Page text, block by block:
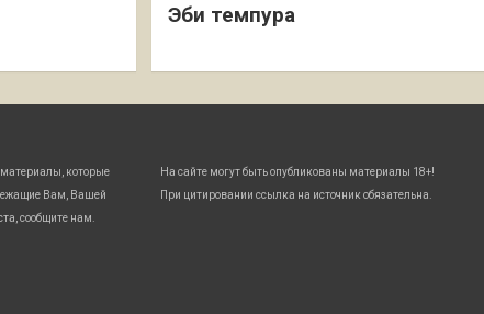
Эби темпура
которые
Вам, Вашей
сообщите нам.
На сайте могут быть опубликованы материалы 18+!
При цитировании ссылка на источник обязательна.